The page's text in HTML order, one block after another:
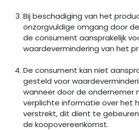
Bij beschadiging van het
onzorgvuldige omgang door
de consument aansprakelijk
waardevermindering van het
De consument kan niet
gesteld voor
wanneer door de ondernemer
verplichte informatie over het
verstrekt, dit dient te
de koopovereenkomst.